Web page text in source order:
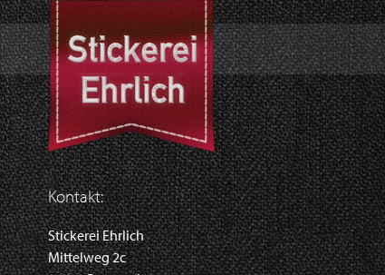
Kontakt:
Stickerei Ehrlich
Mittelweg 2c